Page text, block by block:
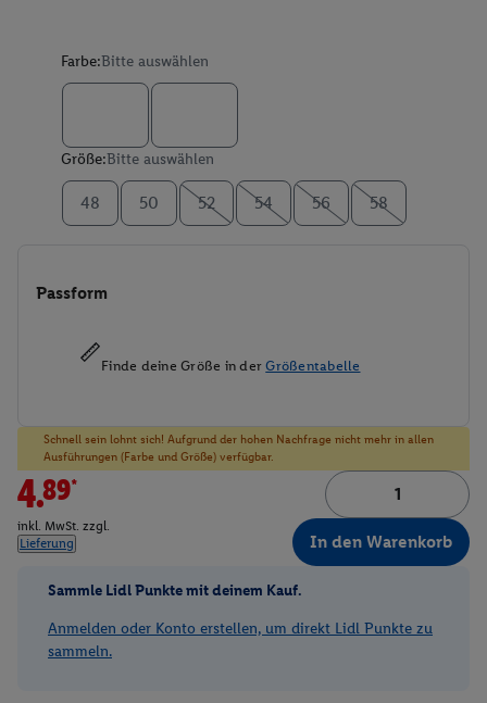
Farbe:Bitte auswählen
Größe:Bitte auswählen
48 50 52 54 56 58
Passform
Finde deine Größe in derGrößentabelle
Schnell sein lohnt sich! Aufgrund der hohen Nachfrage nicht mehr in allen
Ausführungen (Farbe und Größe) verfügbar.
4.89*
inkl. MwSt. zzgl.
Lieferung
In den Warenkorb
Sammle Lidl Punkte mit deinem Kauf.
Anmelden oder Konto erstellen, um direkt Lidl Punkte zu
sammeln.